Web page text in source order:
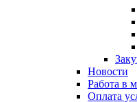
Новости
Работа в
Оплата